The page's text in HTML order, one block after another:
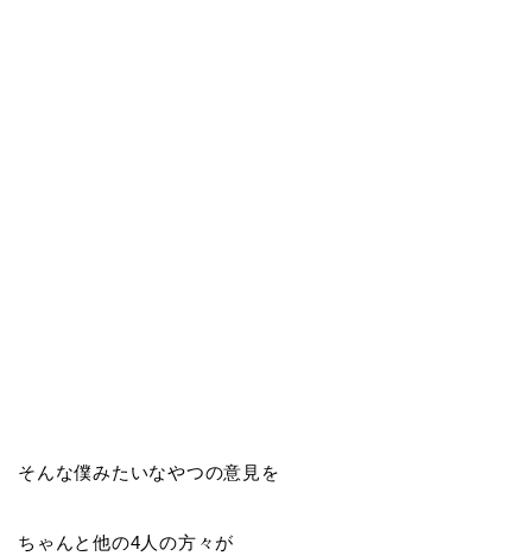
そんな僕みたいなやつの意見を
ちゃんと他の4人の方々が